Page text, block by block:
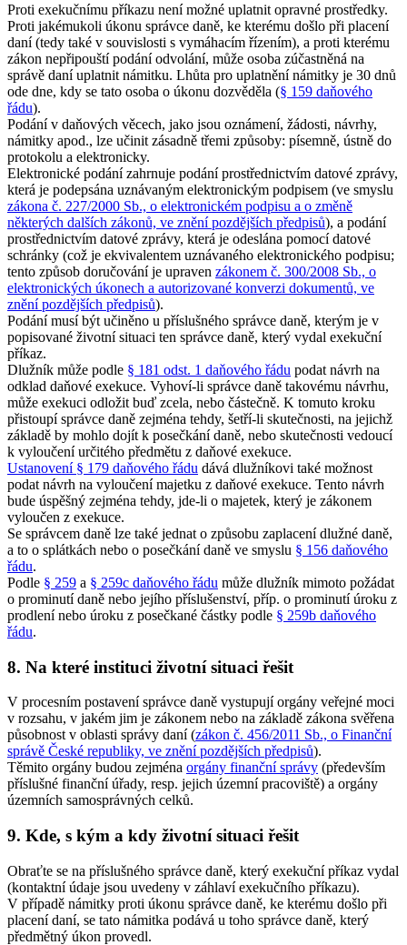
Proti exekučnímu příkazu není možné uplatnit opravné prostředky.
Proti jakémukoli úkonu správce daně, ke kterému došlo při placení
daní (tedy také v souvislosti s vymáhacím řízením), a proti kterému
zákon nepřipouští podání odvolání, může osoba zúčastněná na
správě daní uplatnit námitku. Lhůta pro uplatnění námitky je 30 dnů
ode dne, kdy se tato osoba o úkonu dozvěděla (§ 159 daňového
řádu).
Podání v daňových věcech, jako jsou oznámení, žádosti, návrhy,
námitky apod., lze učinit zásadně třemi způsoby: písemně, ústně do
protokolu a elektronicky.
Elektronické podání zahrnuje podání prostřednictvím datové zprávy,
která je podepsána uznávaným elektronickým podpisem (ve smyslu
zákona č. 227/2000 Sb., o elektronickém podpisu a o změně
některých dalších zákonů, ve znění pozdějších předpisů), a podání
prostřednictvím datové zprávy, která je odeslána pomocí datové
schránky (což je ekvivalentem uznávaného elektronického podpisu;
tento způsob doručování je upraven zákonem č. 300/2008 Sb., o
elektronických úkonech a autorizované konverzi dokumentů, ve
znění pozdějších předpisů).
Podání musí být učiněno u příslušného správce daně, kterým je v
popisované životní situaci ten správce daně, který vydal exekuční
příkaz.
Dlužník může podle § 181 odst. 1 daňového řádu podat návrh na
odklad daňové exekuce. Vyhoví-li správce daně takovému návrhu,
může exekuci odložit buď zcela, nebo částečně. K tomuto kroku
přistoupí správce daně zejména tehdy, šetří-li skutečnosti, na jejichž
základě by mohlo dojít k posečkání daně, nebo skutečnosti vedoucí
k vyloučení určitého předmětu z daňové exekuce.
Ustanovení § 179 daňového řádu dává dlužníkovi také možnost
podat návrh na vyloučení majetku z daňové exekuce. Tento návrh
bude úspěšný zejména tehdy, jde-li o majetek, který je zákonem
vyloučen z exekuce.
Se správcem daně lze také jednat o způsobu zaplacení dlužné daně,
a to o splátkách nebo o posečkání daně ve smyslu § 156 daňového
řádu.
Podle § 259 a § 259c daňového řádu může dlužník mimoto požádat
o prominutí daně nebo jejího příslušenství, příp. o prominutí úroku z
prodlení nebo úroku z posečkané částky podle § 259b daňového
řádu.
8. Na které instituci životní situaci řešit
V procesním postavení správce daně vystupují orgány veřejné moci
v rozsahu, v jakém jim je zákonem nebo na základě zákona svěřena
působnost v oblasti správy daní (zákon č. 456/2011 Sb., o Finanční
správě České republiky, ve znění pozdějších předpisů).
Těmito orgány budou zejména orgány finanční správy (především
příslušné finanční úřady, resp. jejich územní pracoviště) a orgány
územních samosprávných celků.
9. Kde, s kým a kdy životní situaci řešit
Obraťte se na příslušného správce daně, který exekuční příkaz vydal
(kontaktní údaje jsou uvedeny v záhlaví exekučního příkazu).
V případě námitky proti úkonu správce daně, ke kterému došlo při
placení daní, se tato námitka podává u toho správce daně, který
předmětný úkon provedl.